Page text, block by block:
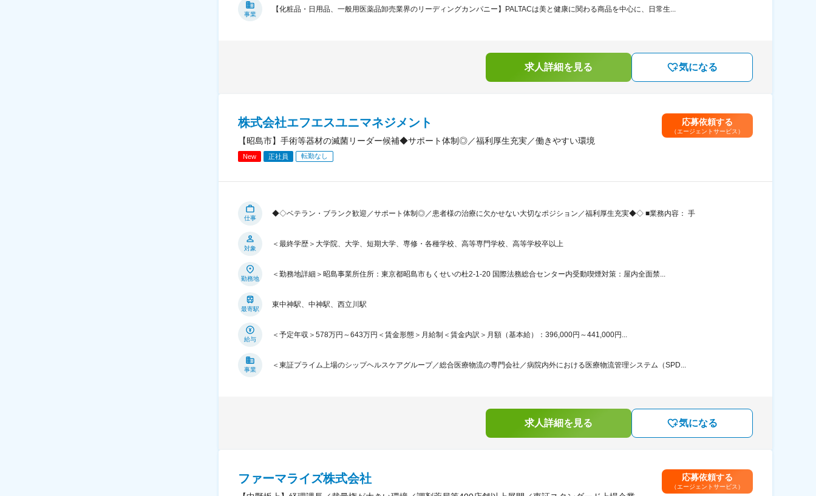
事業
【化粧品・日用品、一般用医薬品卸売業界のリーディングカンパニー】PALTACは美と健康に関わる商品を中心に、日常生...
求人詳細を見る 気になる
株式会社エフエスユニマネジメント
【昭島市】手術等器材の滅菌リーダー候補◆サポート体制◎／福利厚生充実／働きやすい環境
New 正社員 転勤なし
応募依頼する
（エージェントサービス）
仕事
◆◇ベテラン・ブランク歓迎／サポート体制◎／患者様の治療に欠かせない大切なポジション／福利厚生充実◆◇ ■業務内容： 手
対象
＜最終学歴＞大学院、大学、短期大学、専修・各種学校、高等専門学校、高等学校卒以上
勤務地
＜勤務地詳細＞昭島事業所住所：東京都昭島市もくせいの杜2-1-20 国際法務総合センター内受動喫煙対策：屋内全面禁...
最寄駅
東中神駅、中神駅、西立川駅
給与
＜予定年収＞578万円～643万円＜賃金形態＞月給制＜賃金内訳＞月額（基本給）：396,000円～441,000円...
事業
＜東証プライム上場のシップヘルスケアグループ／総合医療物流の専門会社／病院内外における医療物流管理システム（SPD...
求人詳細を見る 気になる
ファーマライズ株式会社 応募依頼する
（エージェントサービス）